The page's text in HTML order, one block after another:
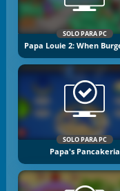
SOLO PARA PC
SOLO PARA PC
Papa's Pancakeria